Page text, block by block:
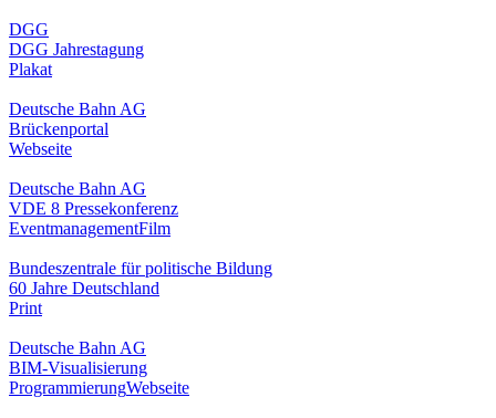
DGG
DGG Jahrestagung
Plakat
Deutsche Bahn AG
Brückenportal
Webseite
Deutsche Bahn AG
VDE 8 Pressekonferenz
EventmanagementFilm
Bundeszentrale für politische Bildung
60 Jahre Deutschland
Print
Deutsche Bahn AG
BIM-Visualisierung
ProgrammierungWebseite